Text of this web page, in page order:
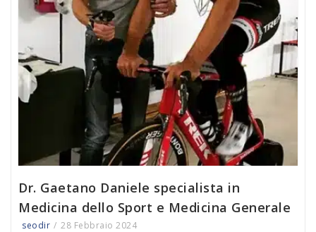
Dr. Gaetano Daniele specialista in
Medicina dello Sport e Medicina Generale
seodir 28 Febbraio 2024